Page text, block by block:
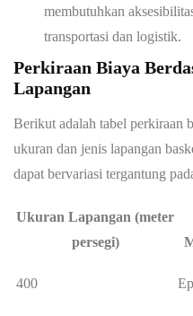
membutuhkan
transportasi dan logistik.
Perkiraan Biaya
Lapangan
Berikut adalah tabel perkiraan
ukuran dan jenis lapangan
dapat bervariasi tergantung
Ukuran Lapangan (meter
persegi)
400